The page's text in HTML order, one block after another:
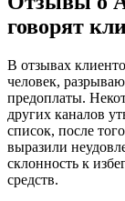
говорят
В отзывах
человек,
предоплаты.
других каналов
список, после
выразили
склонность к
средств.